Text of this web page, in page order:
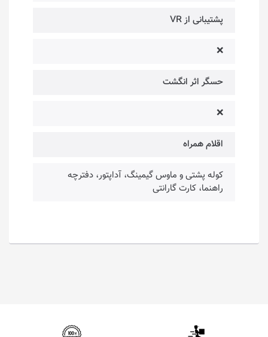
پشتیبانی از VR
❌
حسگر اثر انگشت
❌
اقلام همراه
کوله پشتی و ماوس گیمینگ، آداپتور، دفترچه
راهنما، کارت گارانتی